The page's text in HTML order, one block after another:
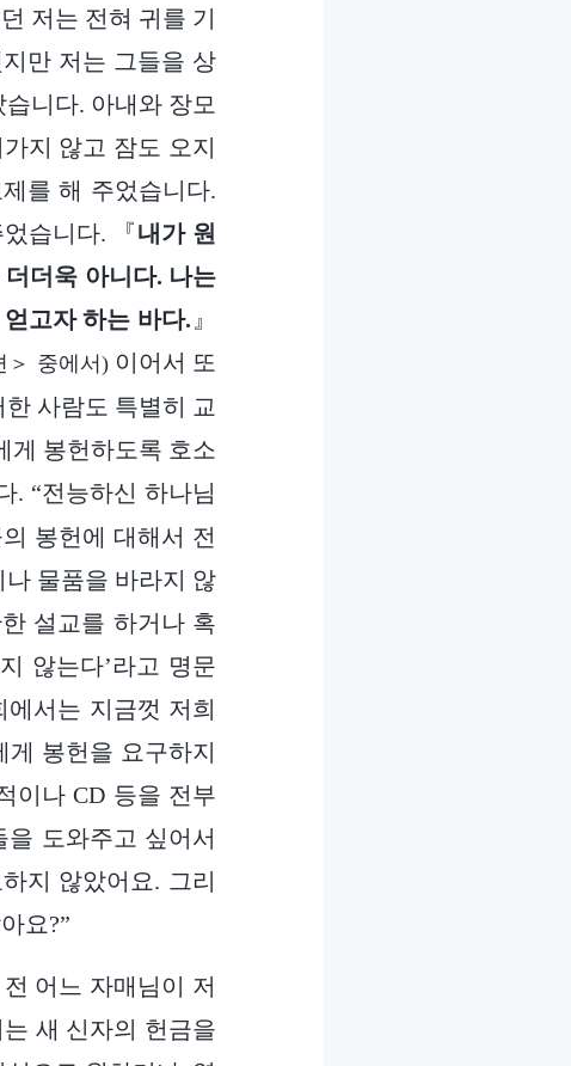
저는 전혀 귀를 기
만 저는 그들을 상
니다. 아내와 장모
지 않고 잠도 오지
를 해 주었습니다.
습니다. 『내가 원
더욱 아니다. 나는
고자 하는 바다. 』
＞ 중에서)이어서 또
사람도 특별히 교
게 봉헌하도록 호소
. “전능하신 하나님
봉헌에 대해서 전
물품을 바라지 않
설교를 하거나 혹
않는다’라고 명문
서는 지금껏 저희
봉헌을 요구하지
이나 CD 등을 전부
도와주고 싶어서
지 않았어요. 그리
요?”
어느 자매님이 저
새 신자의 헌금을